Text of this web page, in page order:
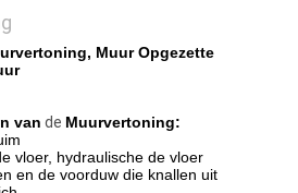
Muur Opgezette
van de Muurvertoning:
vloer, hydraulische de vloer
en de voorduw die knallen uit